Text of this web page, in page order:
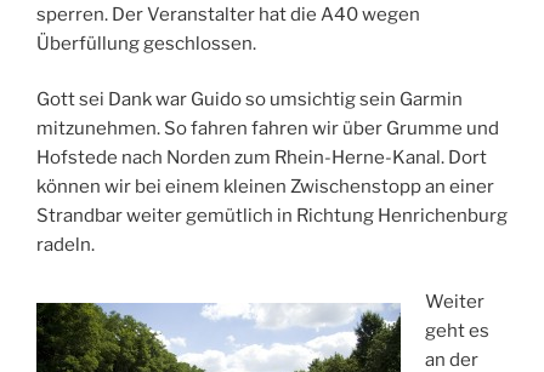
sperren. Der Veranstalter hat die A40 wegen
Überfüllung geschlossen.
Gott sei Dank war Guido so umsichtig sein Garmin
mitzunehmen. So fahren fahren wir über Grumme und
Hofstede nach Norden zum Rhein-Herne-Kanal. Dort
können wir bei einem kleinen Zwischenstopp an einer
Strandbar weiter gemütlich in Richtung Henrichenburg
radeln.
Weiter
geht es
an der